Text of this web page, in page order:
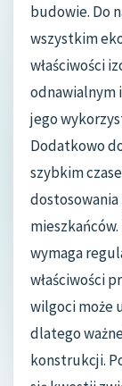
budowie. Do
wszystkim
właściwości
odnawialnym
jego
Dodatkowo
szybkim
wymaga
właściwości
wilgoci może
dlatego
konstrukcji.